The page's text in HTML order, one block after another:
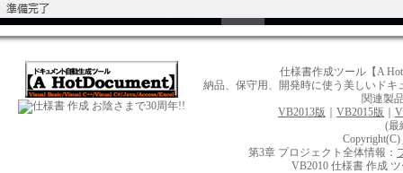
お陰さまで30周年!!
仕様書作成ツール【A
納品、保守用、開発時に使う美しいドキ
関連製
VB2013版
VB2015版
(最
Copyright(C)
第3章 プロジェクト全体情報：
VB2010 仕様書 作成